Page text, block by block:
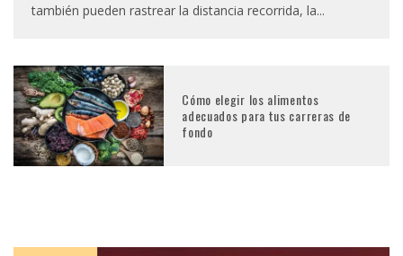
también pueden rastrear la distancia recorrida, la...
Cómo elegir los alimentos
adecuados para tus carreras de
fondo